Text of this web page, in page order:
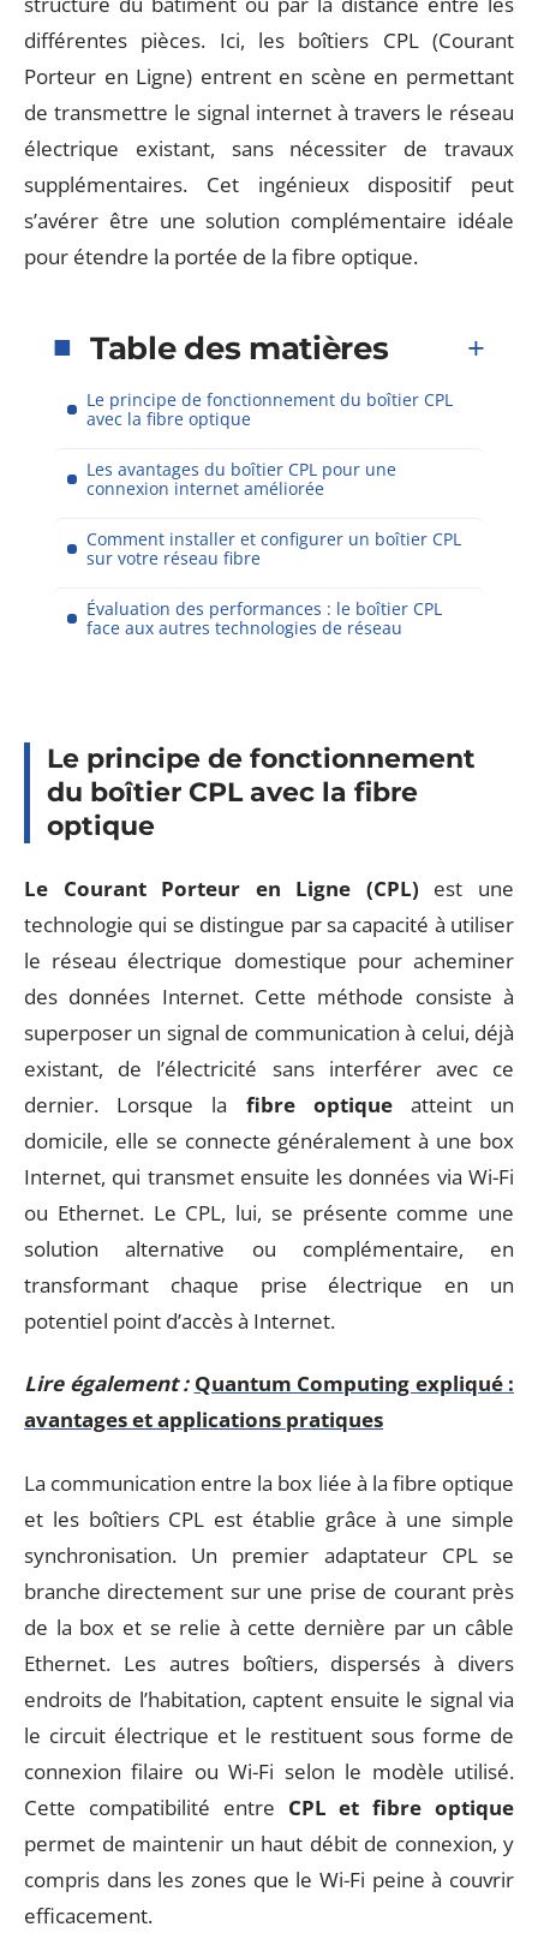
différentes pièces. Ici, les boîtiers CPL (Courant
Porteur en Ligne) entrent en scène en permettant
de transmettre le signal internet à travers le réseau
électrique existant, sans nécessiter de travaux
supplémentaires. Cet ingénieux dispositif peut
s’avérer être une solution complémentaire idéale
pour étendre la portée de la fibre optique.
Table des matières
Le principe de fonctionnement du boîtier CPL
avec la fibre optique
Les avantages du boîtier CPL pour une
connexion internet améliorée
Comment installer et configurer un boîtier CPL
sur votre réseau fibre
Évaluation des performances : le boîtier CPL
face aux autres technologies de réseau
Le principe de fonctionnement
du boîtier CPL avec la fibre
optique
Le Courant Porteur en Ligne (CPL) est une
technologie qui se distingue par sa capacité à utiliser
le réseau électrique domestique pour acheminer
des données Internet. Cette méthode consiste à
superposer un signal de communication à celui, déjà
existant, de l’électricité sans interférer avec ce
dernier. Lorsque la fibre optiqueatteint un
domicile, elle se connecte généralement à une box
Internet, qui transmet ensuite les données via Wi-Fi
ou Ethernet. Le CPL, lui, se présente comme une
solution alternative ou complémentaire, en
transformant chaque prise électrique en un
potentiel point d’accès à Internet.
Lire également : Quantum Computing expliqué :
avantages et applications pratiques
La communication entre la box liée à la fibre optique
et les boîtiers CPL est établie grâce à une simple
synchronisation. Un premier adaptateur CPL se
branche directement sur une prise de courant près
de la box et se relie à cette dernière par un câble
Ethernet. Les autres boîtiers, dispersés à divers
endroits de l’habitation, captent ensuite le signal via
le circuit électrique et le restituent sous forme de
connexion filaire ou Wi-Fi selon le modèle utilisé.
Cette compatibilité entre CPL et fibre optique
permet de maintenir un haut débit de connexion, y
compris dans les zones que le Wi-Fi peine à couvrir
efficacement.